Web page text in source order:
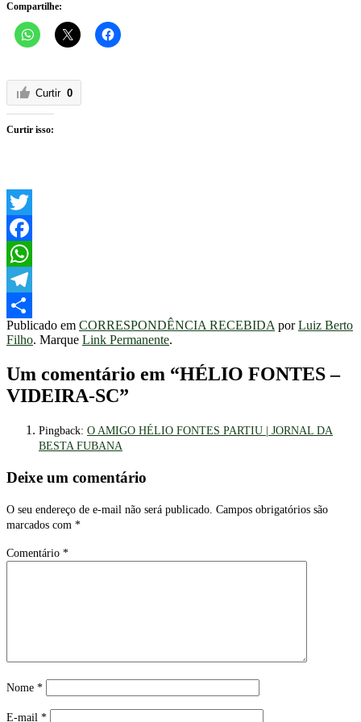
Compartilhe:
Curtir 0
Curtir isso:
Twitter
Facebook
WhatsApp
Telegram
Share
Publicado em CORRESPONDÊNCIA RECEBIDA porLuiz Berto
Filho. Marque Link Permanente.
Um comentário em “HÉLIO FONTES –
VIDEIRA-SC”
Pingback: O AMIGO HÉLIO FONTES PARTIU | JORNAL DA
BESTA FUBANA
Deixe um comentário
O seu endereço de e-mail não será publicado. Campos obrigatórios são
marcados com *
Comentário *
Nome *
E-mail *